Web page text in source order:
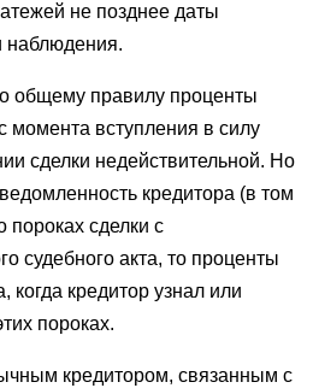
не позднее даты
наблюдения.
общему правилу проценты
момента вступления в силу
сделки недействительной. Но
кредитора (в том
пороках сделки с
судебного акта, то проценты
когда кредитор узнал или
пороках.
кредитором, связанным с